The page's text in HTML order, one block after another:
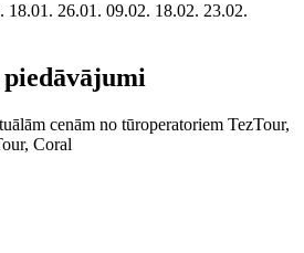
18.01. 26.01. 09.02. 18.02. 23.02.
cenām no tūroperatoriem TezTour,
Coral